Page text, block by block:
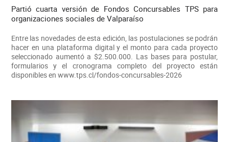
Partió cuarta versión de Fondos Concursables TPS para
organizaciones sociales de Valparaíso
Entre las novedades de esta edición, las postulaciones se podrán
hacer en una plataforma digital y el monto para cada proyecto
seleccionado aumentó a $2.500.000. Las bases para postular,
formularios y el cronograma completo del proyecto están
disponibles en www.tps.cl/fondos-concursables-2026